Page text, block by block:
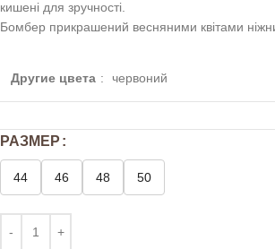
кишені для зручності.
Бомбер прикрашений весняними квітами ніжних
Другие цвета : червоний
РАЗМЕР
44 46 48 50